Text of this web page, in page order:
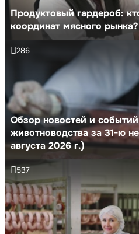
Продуктовый гардероб:
координат мясного рынка?
Обзор новостей и
животноводства за 31-ю
августа 2026 г.)
286
537